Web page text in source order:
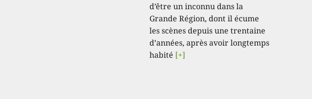
d’être un inconnu dans la
Grande Région, dont il écume
les scènes depuis une trentaine
d’années, après avoir longtemps
habité [+]